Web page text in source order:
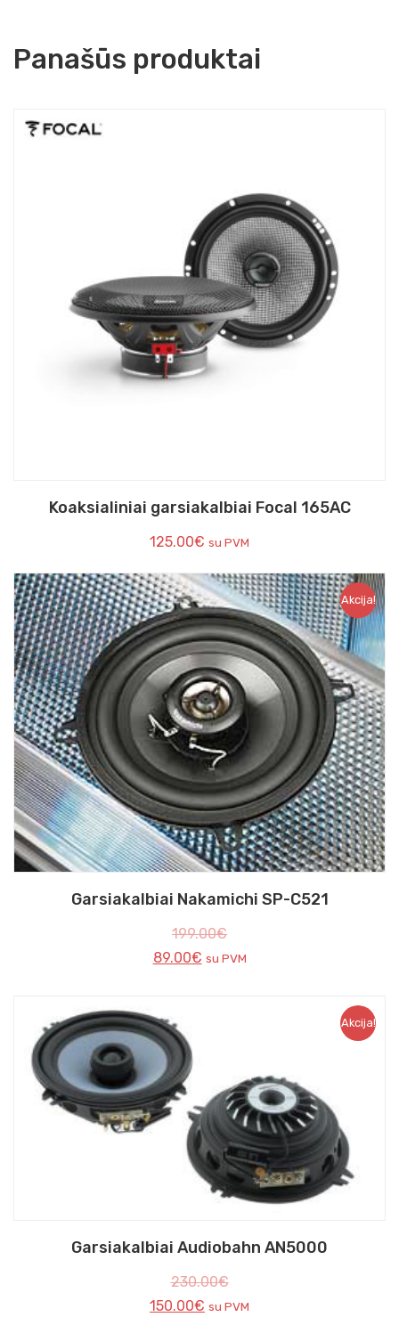
Panašūs produktai
Koaksialiniai garsiakalbiai Focal 165AC
125.00€ su PVM
Akcija!
Garsiakalbiai Nakamichi SP-C521
199.00€
89.00€ su PVM
Akcija!
Garsiakalbiai Audiobahn AN5000
230.00€
150.00€ su PVM